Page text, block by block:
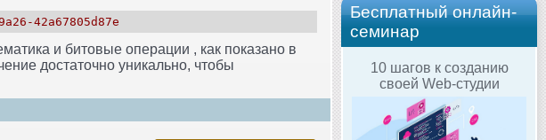
Бесплатный онлайн-
семинар
10 шагов к созданию
своей Web-студии
42a67805d87e
и битовые операции , как показано в
достаточно уникально, чтобы